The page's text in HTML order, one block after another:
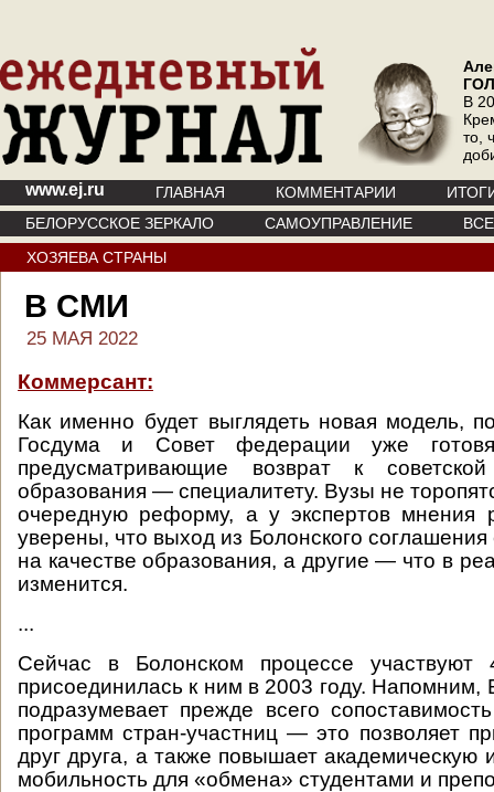
В
то,
www.ej.ru ГЛАВНАЯ КОММЕНТАРИИ
БЕЛОРУССКОЕ ЗЕРКАЛО
САМОУПРАВЛЕНИЕ
ХОЗЯЕВА СТРАНЫ
В СМИ
25 МАЯ 2022
Коммерсант:
Как именно будет выглядеть новая модель,
Госдума и Совет федерации уже
предусматривающие возврат к
образования — специалитету. Вузы не
очередную реформу, а у экспертов мнения
уверены, что выход из Болонского соглашения
на качестве образования, а другие — что в
изменится.
...
Сейчас в Болонском процессе участвуют
присоединилась к ним в 2003 году. Напомним,
подразумевает прежде всего
программ стран-участниц — это позволяет
друг друга, а также повышает академическую
мобильность для «обмена» студентами и